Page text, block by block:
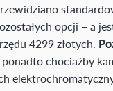
opcji – a
4299 złotych.
ponadto chociażby